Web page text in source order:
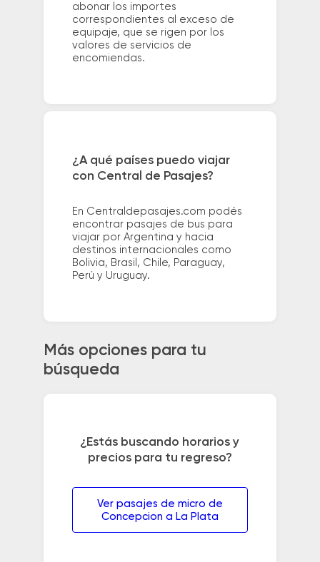
abonar los importes
correspondientes al exceso de
equipaje, que se rigen por los
valores de servicios de
encomiendas.
¿A qué países puedo viajar
con Central de Pasajes?
En Centraldepasajes.com podés
encontrar pasajes de bus para
viajar por Argentina y hacia
destinos internacionales como
Bolivia, Brasil, Chile, Paraguay,
Perú y Uruguay.
Más opciones para tu
búsqueda
¿Estás buscando horarios y
precios para tu regreso?
Ver pasajes de micro de
Concepcion a La Plata